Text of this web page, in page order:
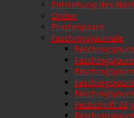
Entstehung des
Orden
Prinzenpaare
Faschingsjournale
Festschrift 33